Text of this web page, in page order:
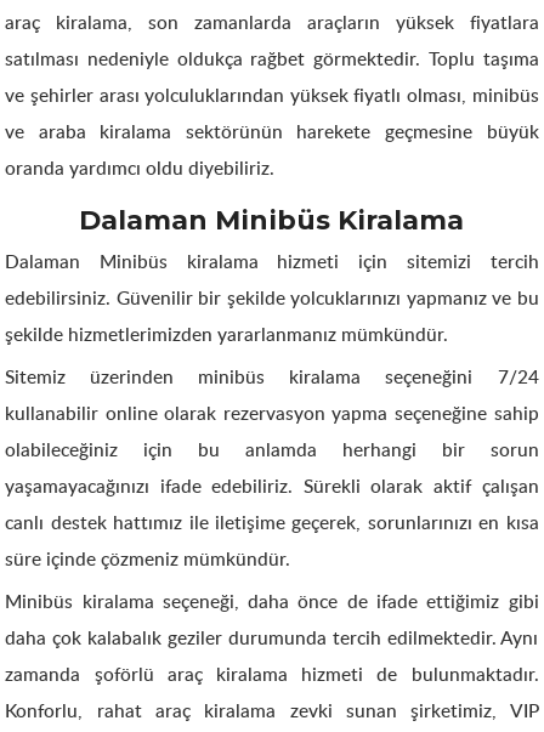
araç kiralama, son zamanlarda araçların yüksek fiyatlara
satılması nedeniyle oldukça rağbet görmektedir. Toplu taşıma
ve şehirler arası yolculuklarından yüksek fiyatlı olması, minibüs
ve araba kiralama sektörünün harekete geçmesine büyük
oranda yardımcı oldu diyebiliriz.
Dalaman Minibüs Kiralama
Dalaman Minibüs kiralama hizmeti için sitemizi tercih
edebilirsiniz. Güvenilir bir şekilde yolcuklarınızı yapmanız ve bu
şekilde hizmetlerimizden yararlanmanız mümkündür.
Sitemiz üzerinden minibüs kiralama seçeneğini 7/24
kullanabilir online olarak rezervasyon yapma seçeneğine sahip
olabileceğiniz için bu anlamda herhangi bir sorun
yaşamayacağınızı ifade edebiliriz. Sürekli olarak aktif çalışan
canlı destek hattımız ile iletişime geçerek, sorunlarınızı en kısa
süre içinde çözmeniz mümkündür.
Minibüs kiralama seçeneği, daha önce de ifade ettiğimiz gibi
daha çok kalabalık geziler durumunda tercih edilmektedir. Aynı
zamanda şoförlü araç kiralama hizmeti de bulunmaktadır.
Konforlu, rahat araç kiralama zevki sunan şirketimiz, VIP